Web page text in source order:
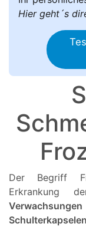
Hier geht´s
Der Begriff
Erkrankung